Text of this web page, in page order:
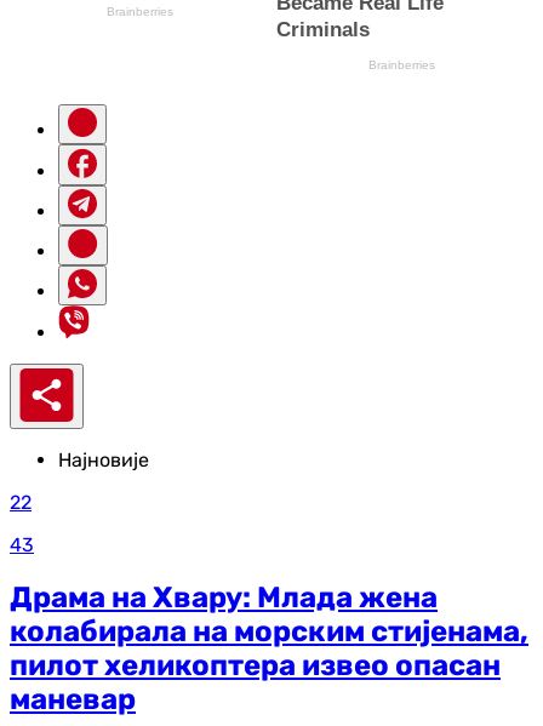
Најновије
22
43
Драма на Хвару: Млада жена
колабирала на морским стијенама,
пилот хеликоптера извео опасан
маневар